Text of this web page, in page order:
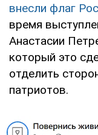
внесли флаг
время
Анастасии
который это
отделить
патриотов.